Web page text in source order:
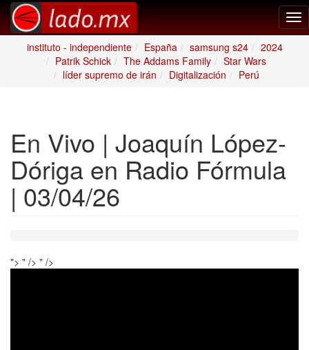
instituto - independiente
España samsung s24
2024
Patrik Schick
The Addams Family
Star Wars
líder supremo de irán
Digitalización Perú
En Vivo | Joaquín López-
Dóriga en Radio Fórmula
| 03/04/26
"> " /> " />